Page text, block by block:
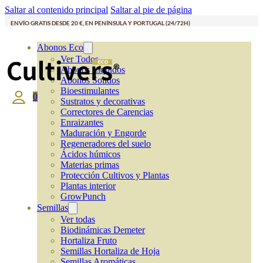
Saltar al contenido principal Saltar al pie de página
ENVÍO GRATIS DESDE 20 €, EN PENÍNSULA Y PORTUGAL (24/72H)
Abonos Eco
Ver Todos
Abonos Líquidos
Abonos Solidos
Bioestimulantes
Sustratos y decorativas
Correctores de Carencias
Enraizantes
Maduración y Engorde
Regeneradores del suelo
Ácidos húmicos
Materias primas
Protección Cultivos y Plantas
Plantas interior
GrowPunch
Semillas
Ver todas
Biodinámicas Demeter
Hortaliza Fruto
Semillas Hortaliza de Hoja
0